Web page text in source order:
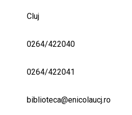
Cluj
0264/422040
0264/422041
biblioteca@enicolaucj.ro